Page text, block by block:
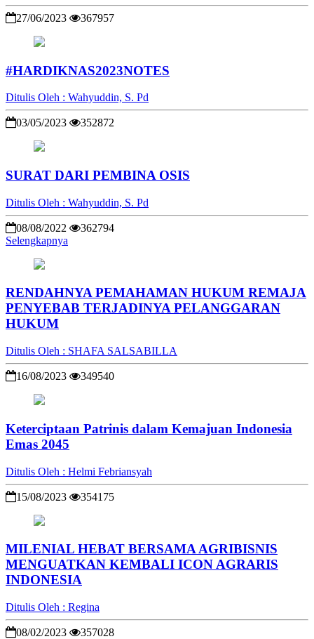
27/06/2023 367957
#HARDIKNAS2023NOTES
Ditulis Oleh : Wahyuddin, S. Pd
03/05/2023 352872
SURAT DARI PEMBINA OSIS
Ditulis Oleh : Wahyuddin, S. Pd
08/08/2022
362794
Selengkapnya
RENDAHNYA PEMAHAMAN HUKUM REMAJA
PENYEBAB TERJADINYA PELANGGARAN
HUKUM
Ditulis Oleh : SHAFA SALSABILLA
16/08/2023 349540
Keterciptaan Patrinis dalam Kemajuan Indonesia
Emas 2045
Ditulis Oleh : Helmi Febriansyah
15/08/2023 354175
MILENIAL HEBAT BERSAMA AGRIBISNIS
MENGUATKAN KEMBALI ICON AGRARIS
INDONESIA
Ditulis Oleh : Regina
08/02/2023 357028